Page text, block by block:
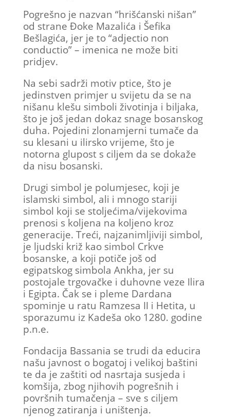
Pogrešno je nazvan “hrišćanski nišan”
od strane Đoke Mazalića i Šefika
Bešlagića, jer je to “adjectio non
conductio” – imenica ne može biti
pridjev.
Na sebi sadrži motiv ptice, što je
jedinstven primjer u svijetu da se na
nišanu klešu simboli životinja i biljaka,
što je još jedan dokaz snage bosanskog
duha. Pojedini zlonamjerni tumače da
su klesani u ilirsko vrijeme, što je
notorna glupost s ciljem da se dokaže
da nisu bosanski.
Drugi simbol je polumjesec, koji je
islamski simbol, ali i mnogo stariji
simbol koji se stoljećima/vijekovima
prenosi s koljena na koljeno kroz
generacije. Treći, najzanimljiviji simbol,
je ljudski križ kao simbol Crkve
bosanske, a koji potiče još od
egipatskog simbola Ankha, jer su
postojale trgovačke i duhovne veze Ilira
i Egipta. Čak se i pleme Dardana
spominje u ratu Ramzesa II i Hetita, u
sporazumu iz Kadeša oko 1280. godine
p.n.e.
Fondacija Bassania se trudi da educira
našu javnost o bogatoj i velikoj baštini
te da je zaštiti od nasrtaja susjeda i
komšija, zbog njihovih pogrešnih i
površnih tumačenja – sve s ciljem
njenog zatiranja i uništenja.